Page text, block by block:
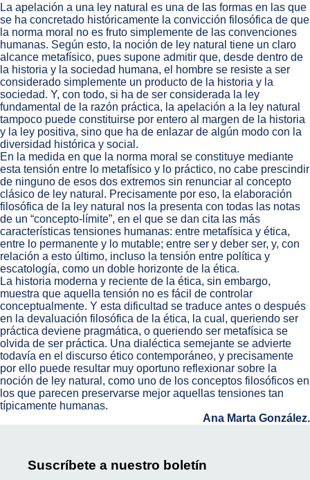
La apelación a una ley natural es una de las formas en las que
se ha concretado históricamente la convicción filosófica de que
la norma moral no es fruto simplemente de las convenciones
humanas. Según esto, la noción de ley natural tiene un claro
alcance metafísico, pues supone admitir que, desde dentro de
la historia y la sociedad humana, el hombre se resiste a ser
considerado simplemente un producto de la historia y la
sociedad. Y, con todo, si ha de ser considerada la ley
fundamental de la razón práctica, la apelación a la ley natural
tampoco puede constituirse por entero al margen de la historia
y la ley positiva, sino que ha de enlazar de algún modo con la
diversidad histórica y social.
En la medida en que la norma moral se constituye mediante
esta tensión entre lo metafísico y lo práctico, no cabe prescindir
de ninguno de esos dos extremos sin renunciar al concepto
clásico de ley natural. Precisamente por eso, la elaboración
filosófica de la ley natural nos la presenta con todas las notas
de un “concepto-límite”, en el que se dan cita las más
características tensiones humanas: entre metafísica y ética,
entre lo permanente y lo mutable; entre ser y deber ser, y, con
relación a esto último, incluso la tensión entre política y
escatología, como un doble horizonte de la ética.
La historia moderna y reciente de la ética, sin embargo,
muestra que aquella tensión no es fácil de controlar
conceptualmente. Y esta dificultad se traduce antes o después
en la devaluación filosófica de la ética, la cual, queriendo ser
práctica deviene pragmática, o queriendo ser metafísica se
olvida de ser práctica. Una dialéctica semejante se advierte
todavía en el discurso ético contemporáneo, y precisamente
por ello puede resultar muy oportuno reflexionar sobre la
noción de ley natural, como uno de los conceptos filosóficos en
los que parecen preservarse mejor aquellas tensiones tan
típicamente humanas.
Ana Marta González.
Suscríbete a nuestro boletín